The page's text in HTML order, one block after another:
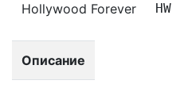
Hollywood Forever HW
Описание